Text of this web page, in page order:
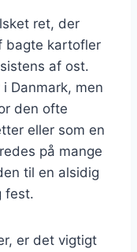
ret, der
bagte kartofler
af ost.
Danmark, men
den ofte
eller som en
på mange
til en alsidig
fest.
er det vigtigt